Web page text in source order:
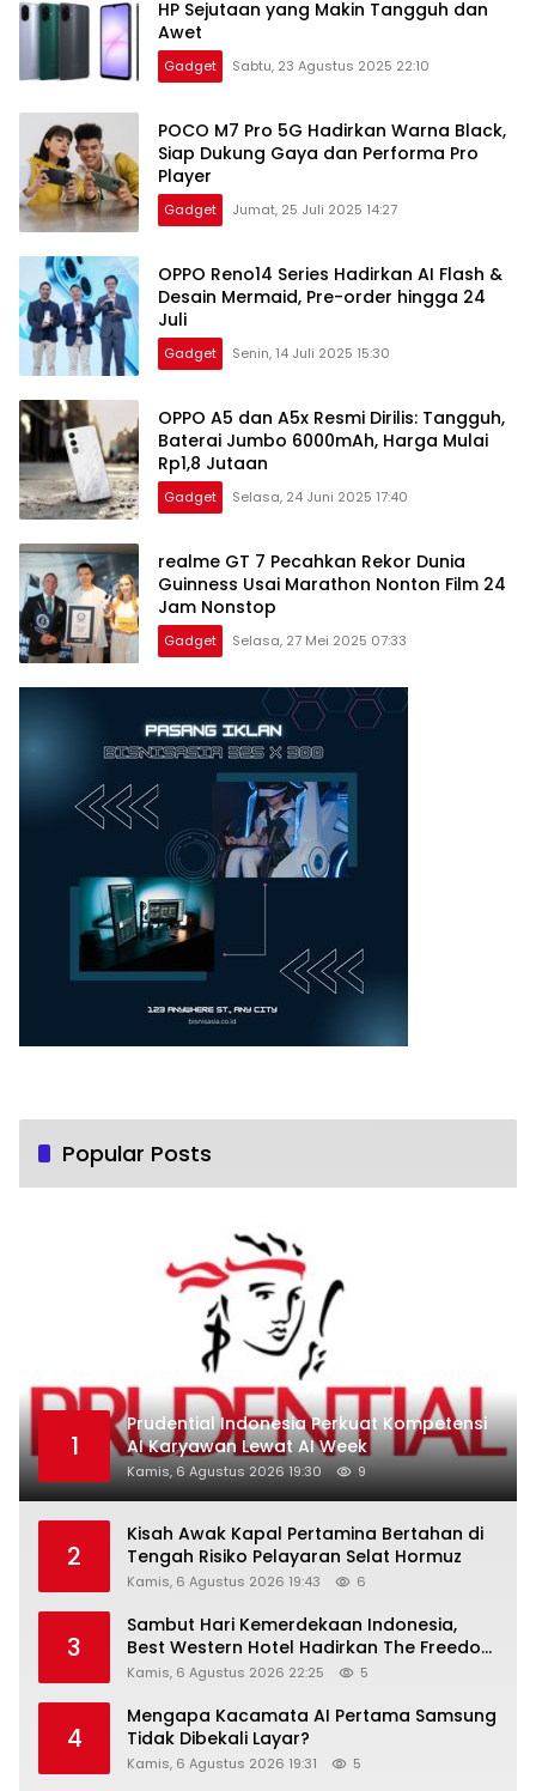
HP Sejutaan yang Makin Tangguh dan
Gadget Sabtu, 23 Agustus 2025 22:10
POCO M7 Pro 5G Hadirkan Warna Black,
Siap Dukung Gaya dan Performa Pro
Player
Gadget Jumat, 25 Juli 2025 14:27
OPPO Reno14 Series Hadirkan AI Flash &
Desain Mermaid, Pre-order hingga 24
Juli
Gadget Senin, 14 Juli 2025 15:30
OPPO A5 dan A5x Resmi Dirilis: Tangguh,
Baterai Jumbo 6000mAh, Harga Mulai
Rp1,8 Jutaan
Gadget Selasa, 24 Juni 2025 17:40
realme GT 7 Pecahkan Rekor Dunia
Guinness Usai Marathon Nonton Film 24
Jam Nonstop
Gadget Selasa, 27 Mei 2025 07:33
Popular Posts
1
Prudential Indonesia Perkuat Kompetensi
AI Karyawan Lewat AI Week
Kamis, 6 Agustus 2026 19:30 9
2
Kisah Awak Kapal Pertamina Bertahan di
Tengah Risiko Pelayaran Selat Hormuz
Kamis, 6 Agustus 2026 19:43 6
3
Sambut Hari Kemerdekaan Indonesia,
Best Western Hotel Hadirkan The Freedom
Stay Diskon Hingga 45%
Kamis, 6 Agustus 2026 22:25 5
4
Mengapa Kacamata AI Pertama Samsung
Tidak Dibekali Layar?
Kamis, 6 Agustus 2026 19:31 5